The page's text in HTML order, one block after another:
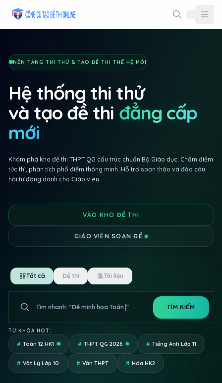
NỀN TẢNG THI THỬ & TẠO ĐỀ THI THẾ HỆ MỚI
Hệ thống thi thử
và tạo đề thi đẳng cấp
mới
Khám phá kho đề thi THPT QG cấu trúc chuẩn Bộ Giáo dục. Chấm điểm
tức thì, phân tích phổ điểm thông minh. Hỗ trợ soạn thảo và đảo câu
hỏi tự động dành cho Giáo viên.
VÀO KHO ĐỀ THI
GIÁO VIÊN SOẠN ĐỀ
Tất cả Đề thi Tài liệu
Tìm nhanh: “Đề minh họa Toán Bộ
Giáo Dục...
TÌM KIẾM
TỪ KHÓA HOT:
# Toán 12 HK1 # THPT QG 2026 # Tiếng Anh Lớp 11
# Vật Lý Lớp 10 # Văn THPT # Hóa HK2